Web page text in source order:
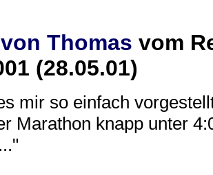
Thomas vom
(28.05.01)
mir so einfach
Marathon knapp unter